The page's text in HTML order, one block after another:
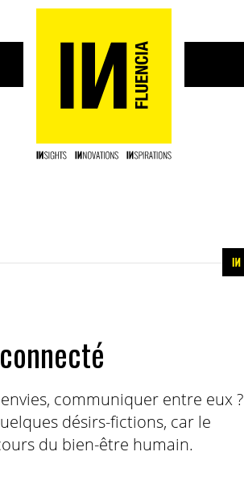
communiquer entre eux ?
désirs-fictions, car le
du bien-être humain.